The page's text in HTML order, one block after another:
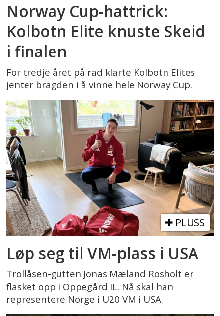
Norway Cup-hattrick:
Kolbotn Elite knuste Skeid
i finalen
For tredje året på rad klarte Kolbotn Elites
jenter bragden i å vinne hele Norway Cup.
PLUSS
Løp seg til VM-plass i USA
Trollåsen-gutten Jonas Mæland Rosholt er
flasket opp i Oppegård IL. Nå skal han
representere Norge i U20 VM i USA.